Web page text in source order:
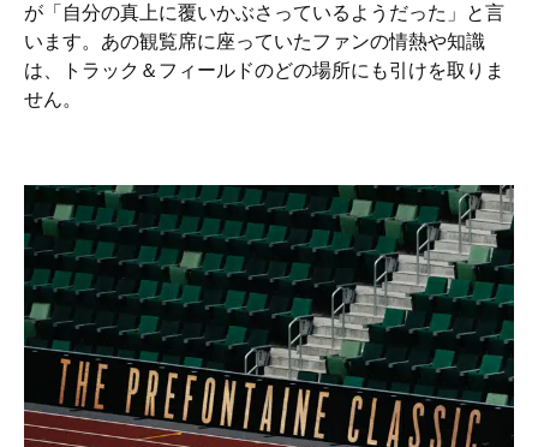
が「自分の真上に覆いかぶさっているようだった」と言
います。あの観覧席に座っていたファンの情熱や知識
は、トラック＆フィールドのどの場所にも引けを取りま
せん。